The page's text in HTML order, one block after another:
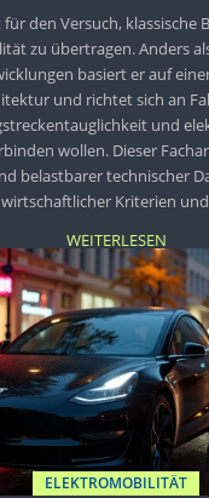
den Versuch, klassische
zu übertragen. Anders
basiert er auf
und richtet sich an
und
wollen. Dieser
belastbarer technischer
Kriterien
WEITERLESEN
ELEKTROMOBILITÄT